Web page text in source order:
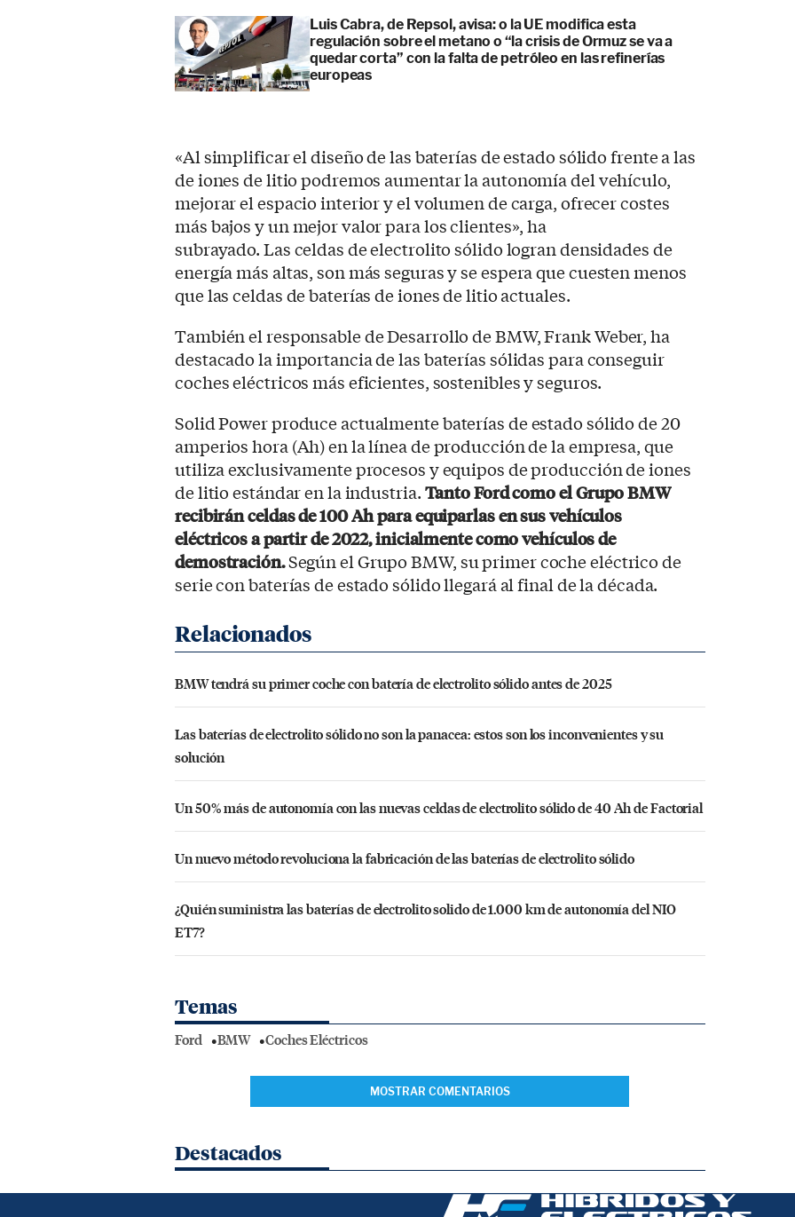
Luis Cabra, de Repsol, avisa: o la UE modifica esta
regulación sobre el metano o “la crisis de Ormuz se va a
quedar corta” con la falta de petróleo en las refinerías
europeas
«Al simplificar el diseño de las baterías de estado sólido frente a las
de iones de litio podremos aumentar la autonomía del vehículo,
mejorar el espacio interior y el volumen de carga, ofrecer costes
más bajos y un mejor valor para los clientes», ha
subrayado. Las celdas de electrolito sólido logran densidades de
energía más altas, son más seguras y se espera que cuesten menos
que las celdas de baterías de iones de litio actuales.
También el responsable de Desarrollo de BMW, Frank Weber, ha
destacado la importancia de las baterías sólidas para conseguir
coches eléctricos más eficientes, sostenibles y seguros.
Solid Power produce actualmente baterías de estado sólido de 20
amperios hora (Ah) en la línea de producción de la empresa, que
utiliza exclusivamente procesos y equipos de producción de iones
de litio estándar en la industria.Tanto Ford como el Grupo BMW
recibirán celdas de 100 Ah para equiparlas en sus vehículos
eléctricos a partir de 2022, inicialmente como vehículos de
demostración.Según el Grupo BMW, su primer coche eléctrico de
serie con baterías de estado sólido llegará al final de la década.
BMW tendrá su primer coche con batería de electrolito sólido antes de 2025
Las baterías de electrolito sólido no son la panacea: estos son los inconvenientes y su
solución
Un 50% más de autonomía con las nuevas celdas de electrolito sólido de 40 Ah de Factorial
Un nuevo método revoluciona la fabricación de las baterías de electrolito sólido
¿Quién suministra las baterías de electrolito solido de 1.000 km de autonomía del NIO
ET7?
Temas
Ford BMW Coches Eléctricos
MOSTRAR COMENTARIOS
Destacados